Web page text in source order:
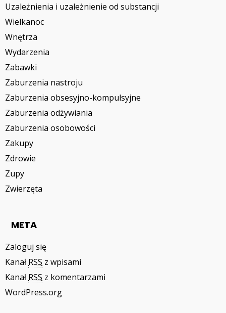
Uzależnienia i uzależnienie od substancji
Wielkanoc
Wnętrza
Wydarzenia
Zabawki
Zaburzenia nastroju
Zaburzenia obsesyjno-kompulsyjne
Zaburzenia odżywiania
Zaburzenia osobowości
Zakupy
Zdrowie
Zupy
Zwierzęta
META
Zaloguj się
Kanał RSS z wpisami
Kanał RSS z komentarzami
WordPress.org